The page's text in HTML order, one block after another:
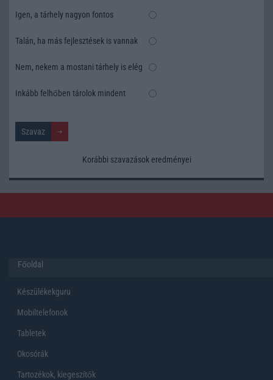
Igen, a tárhely nagyon fontos
Talán, ha más fejlesztések is vannak
Nem, nekem a mostani tárhely is elég
Inkább felhőben tárolok mindent
Korábbi szavazások eredményei
Főoldal
Készülékekguru
Mobiltelefonok
Tabletek
Okosórák
Tartozékok, kiegeszítők